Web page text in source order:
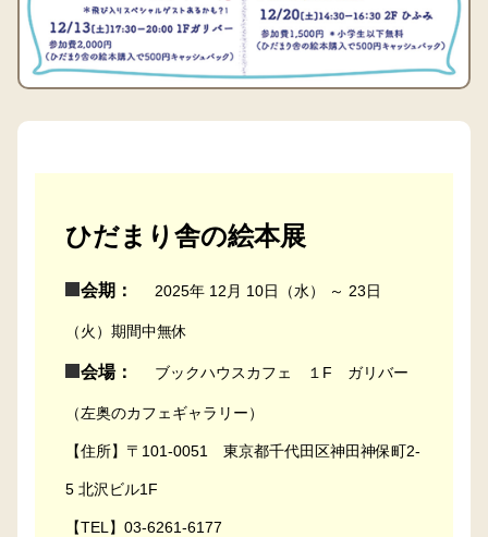
ひだまり舎の絵本展
会期： 2025年 12月 10日（水） ～ 23日
（火）期間中無休
会場： ブックハウスカフェ １F ガリバー
（左奥のカフェギャラリー）
【住所】〒101-0051 東京都千代田区神田神保町2-
5 北沢ビル1F
【TEL】03-6261-6177